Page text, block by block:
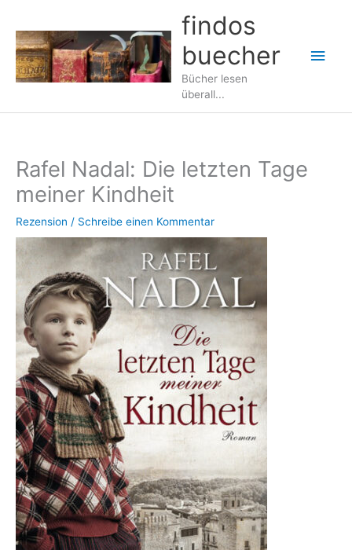
Inhalt
springen
findos
buecher
Bücher lesen
überall...
Rafel Nadal: Die letzten Tage
meiner Kindheit
Rezension / Schreibe einen Kommentar